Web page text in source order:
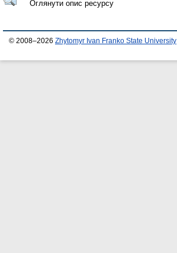
Оглянути опис ресурсу
© 2008–2026 Zhytomyr Ivan Franko State University